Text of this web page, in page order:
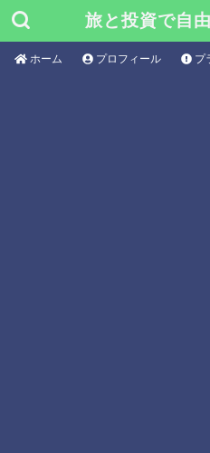
旅と投資で自
ホーム プロフィール プ